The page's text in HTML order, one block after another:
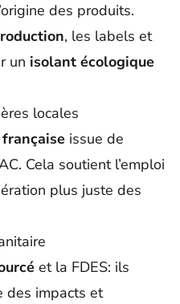
des produits.
, les labels et
un isolant écologique
locales
issue de
Cela soutient l’emploi
plus juste des
et la FDES: ils
des impacts et